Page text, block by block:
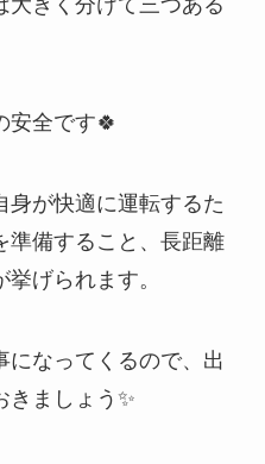
安全です🍀
身が快適に運転するた
準備すること、長距離
げられます。
になってくるので、出
きましょう✨